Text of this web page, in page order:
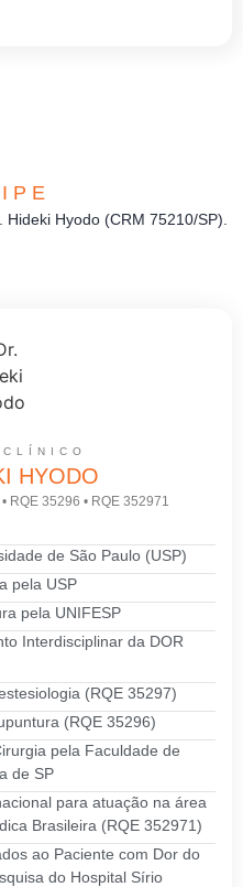
Hyodo (CRM 75210/SP).
HYODO
RQE 35296 • RQE 352971
de São Paulo (USP)
pela USP
pela UNIFESP
Interdisciplinar da DOR
(RQE 35297)
(RQE 35296)
pela Faculdade de
de SP
para atuação na área
Brasileira (RQE 352971)
ao Paciente com Dor do
do Hospital Sírio